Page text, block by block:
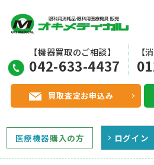
【機器買取のご相談】
042-633-4437
【
買取査定お申込み
医療機器購入の方 ログイン